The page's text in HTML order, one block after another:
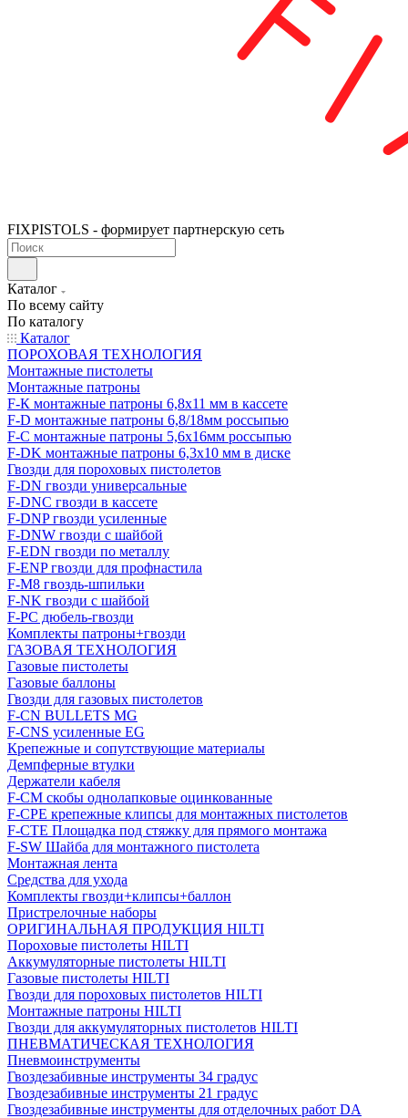
FIXPISTOLS - формирует партнерскую сеть
Каталог
По всему сайту
По каталогу
Каталог
ПОРОХОВАЯ ТЕХНОЛОГИЯ
Монтажные пистолеты
Монтажные патроны
F-К монтажные патроны 6,8х11 мм в кассете
F-D монтажные патроны 6,8/18мм россыпью
F-C монтажные патроны 5,6х16мм россыпью
F-DK монтажные патроны 6,3х10 мм в диске
Гвозди для пороховых пистолетов
F-DN гвозди универсальные
F-DNC гвозди в кассете
F-DNP гвозди усиленные
F-DNW гвозди с шайбой
F-EDN гвозди по металлу
F-ENP гвозди для профнастила
F-M8 гвоздь-шпильки
F-NK гвозди с шайбой
F-PC дюбель-гвозди
Комплекты патроны+гвозди
ГАЗОВАЯ ТЕХНОЛОГИЯ
Газовые пистолеты
Газовые баллоны
Гвозди для газовых пистолетов
F-CN BULLETS MG
F-CNS усиленные EG
Крепежные и сопутствующие материалы
Демпферные втулки
Держатели кабеля
F-CM скобы однолапковые оцинкованные
F-CPE крепежные клипсы для монтажных пистолетов
F-CTE Площадка под стяжку для прямого монтажа
F-SW Шайба для монтажного пистолета
Монтажная лента
Средства для ухода
Комплекты гвозди+клипсы+баллон
Пристрелочные наборы
ОРИГИНАЛЬНАЯ ПРОДУКЦИЯ HILTI
Пороховые пистолеты HILTI
Аккумуляторные пистолеты HILTI
Газовые пистолеты HILTI
Гвозди для пороховых пистолетов HILTI
Монтажные патроны HILTI
Гвозди для аккумуляторных пистолетов HILTI
ПНЕВМАТИЧЕСКАЯ ТЕХНОЛОГИЯ
Пневмоинструменты
Гвоздезабивные инструменты 34 градус
Гвоздезабивные инструменты 21 градус
Гвоздезабивные инструменты для отделочных работ DA